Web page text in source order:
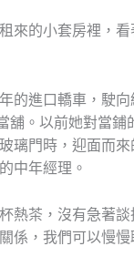
來的小套房裡，
的進口轎車，駛
。以前她對當鋪
璃門時，迎面而
中年經理。
熱茶，沒有急著
係，我們可以慢慢